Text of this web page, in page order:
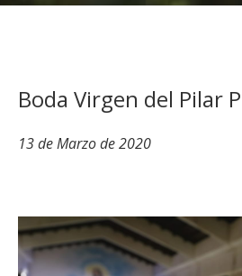
Boda Virgen del Pilar
13 de Marzo de 2020